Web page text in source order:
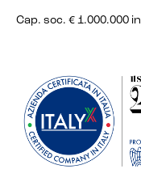
Cap. soc. € 1.000.000